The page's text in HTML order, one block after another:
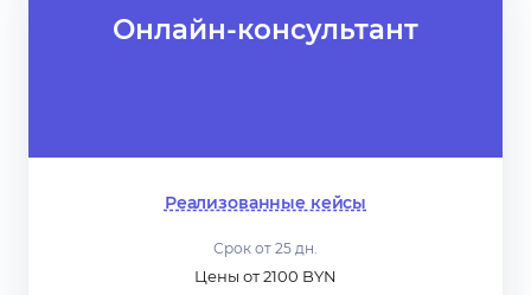
Онлайн-консультант
Реализованные кейсы
Срок от 25 дн.
Цены от 2100 BYN